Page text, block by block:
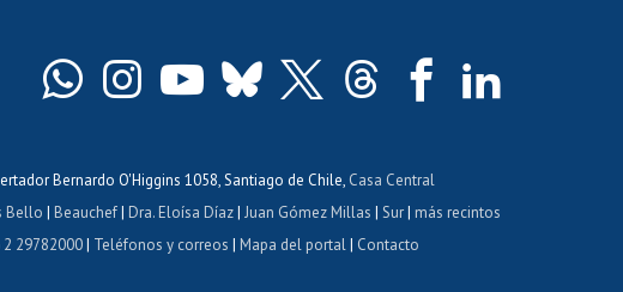
Bernardo O'Higgins 1058, Santiago de Chile, Casa Central
Bello | Beauchef| Dra. Eloísa Díaz| Juan Gómez Millas | Sur| más recintos
2 29782000| Teléfonos y correos |Mapa del portal| Contacto